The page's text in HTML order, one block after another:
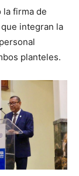
la firma de
integran la
planteles.